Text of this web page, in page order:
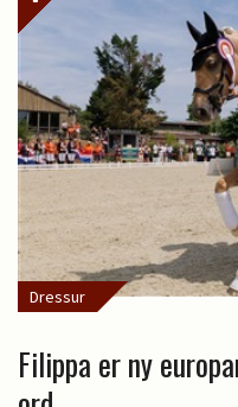
Dressur
Filippa er ny